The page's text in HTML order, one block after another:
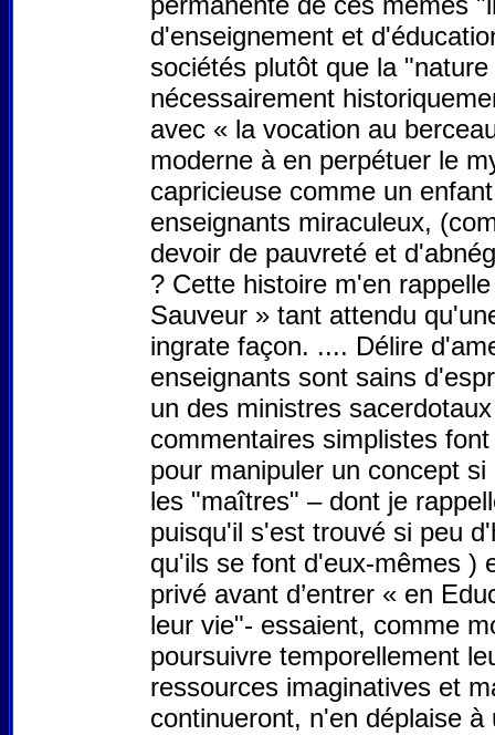
d'enseignement et
sociétés plutôt que la
nécessairement
avec « la vocation au
moderne à en perpétuer le
capricieuse comme un
enseignants miraculeux,
devoir de pauvreté et
? Cette histoire m'en
Sauveur » tant attendu
ingrate façon. .... Délire
enseignants sont sains
un des ministres
commentaires simplistes
pour manipuler un concept
les "maîtres" – dont je
puisqu'il s'est trouvé si peu
qu'ils se font d'eux-mêmes )
privé avant d’entrer « en
leur vie"- essaient, comme
poursuivre temporellement
ressources imaginatives et
continueront, n'en déplaise